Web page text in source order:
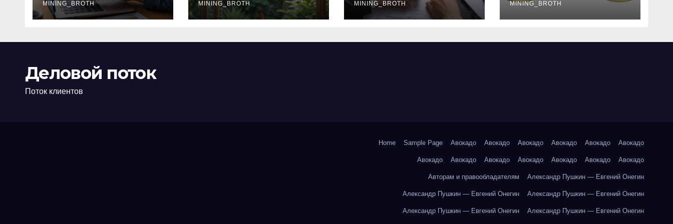
офис: порядок,
требования и
MINING_BROTH
колокольчиков
MINING_BROTH
ставки и
требования к
MINING_BROTH
руководство
MINING_BROTH
Деловой поток
Поток клиентов
Home Sample Page Авокадо Авокадо Авокадо Авокадо Авокадо Авокадо
Авокадо Авокадо Авокадо Авокадо Авокадо Авокадо Авокадо
Авторам и правообладателям Александр Пушкин — Евгений Онегин
Александр Пушкин — Евгений Онегин Александр Пушкин — Евгений Онегин
Александр Пушкин — Евгений Онегин Александр Пушкин — Евгений Онегин